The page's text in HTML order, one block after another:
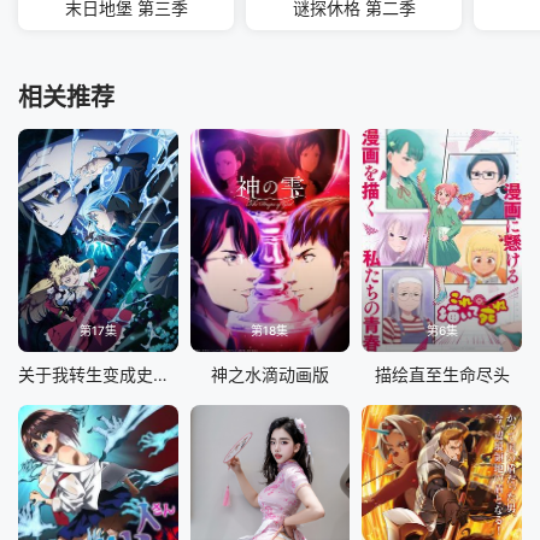
末日地堡 第三季 谜探休格 第二季
相关推荐
第17集
关于我转生变成史莱姆这档事第四季
第18集
神之水滴动画版
第6集
描绘直至生命尽头